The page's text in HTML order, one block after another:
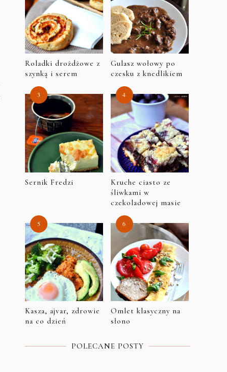
Roladki drożdżowe z
szynką i serem
Gulasz wołowy po
czesku z knedlikiem
Sernik Fredzi
Kruche ciasto ze
śliwkami w
czekoladowej masie
Kasza, ajvar, zdrowie
na co dzień
Omlet klasyczny na
słono
POLECANE POSTY